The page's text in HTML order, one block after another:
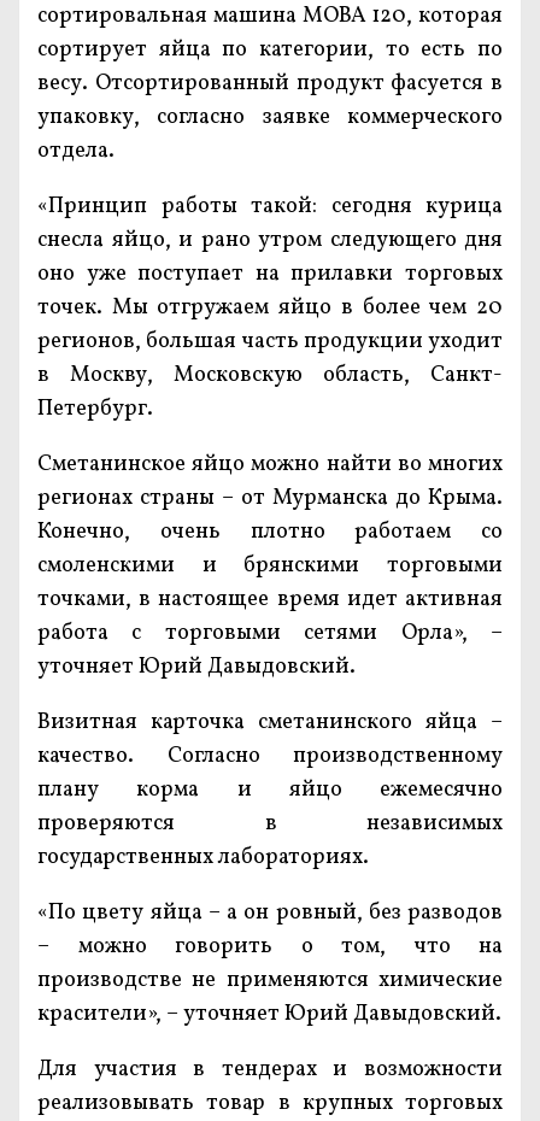
сортировальная машина МОВА 120, которая
сортирует яйца по категории, то есть по
весу. Отсортированный продукт фасуется в
упаковку, согласно заявке коммерческого
отдела.
«Принцип работы такой: сегодня курица
снесла яйцо, и рано утром следующего дня
оно уже поступает на прилавки торговых
точек. Мы отгружаем яйцо в более чем 20
регионов, большая часть продукции уходит
в Москву, Московскую область, Санкт-
Петербург.
Сметанинское яйцо можно найти во многих
регионах страны – от Мурманска до Крыма.
Конечно, очень плотно работаем со
смоленскими и брянскими торговыми
точками, в настоящее время идет активная
работа с торговыми сетями Орла», –
уточняет Юрий Давыдовский.
Визитная карточка сметанинского яйца –
качество. Согласно производственному
плану корма и яйцо ежемесячно
проверяются в независимых
государственных лабораториях.
«По цвету яйца – а он ровный, без разводов
– можно говорить о том, что на
производстве не применяются химические
красители», – уточняет Юрий Давыдовский.
Для участия в тендерах и возможности
реализовывать товар в крупных торговых